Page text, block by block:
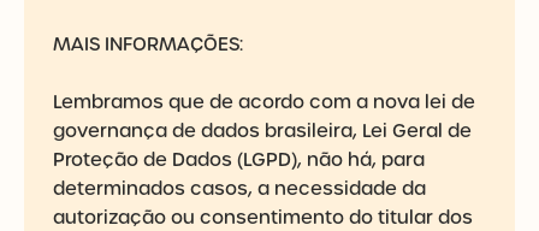
MAIS INFORMAÇÕES:
Lembramos que de acordo com a nova lei de
governança de dados brasileira, Lei Geral de
Proteção de Dados (LGPD), não há, para
determinados casos, a necessidade da
autorização ou consentimento do titular dos